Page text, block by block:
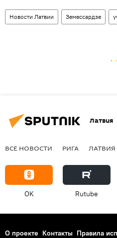
Новости Латвии Земессардзе
Латвия
ВСЕ НОВОСТИ РИГА ЛАТВИЯ
OK Rutube
О проекте Контакты Правила